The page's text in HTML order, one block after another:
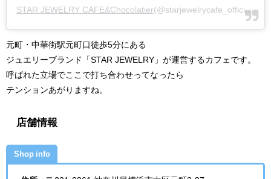
STAR JEWELRY CAFE&Chocolatier(@starjewelrycafe_official)がシェアした投稿 -
元町・中華街駅元町口徒歩5分にある
ジュエリーブランド「STAR JEWELRY」が運営するカフェです。
呼ばれた立場でここで打ち合わせってなったら
テンションあがりますね。
店舗情報
Shop info